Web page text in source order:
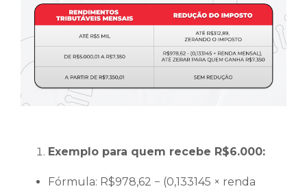
Exemplo para quem recebe R$6.000:
Fórmula: R$978,62 − (0,133145 × renda